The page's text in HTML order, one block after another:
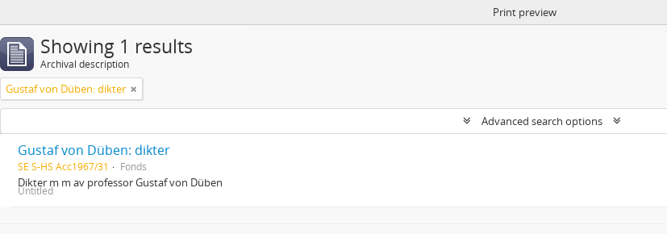
Print preview
Showing 1 results
Archival description
Gustaf von Düben: dikter
Advanced search options
Gustaf von Düben: dikter
SE S-HS Acc1967/31 Fonds
Dikter m m av professor Gustaf von Düben
Untitled